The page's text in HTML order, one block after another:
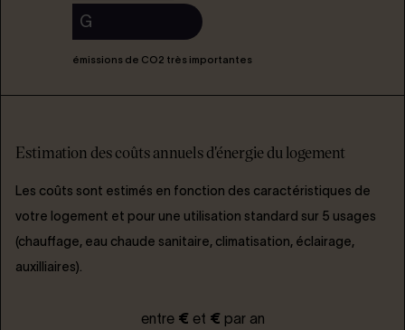
G
émissions de CO2 très importantes
Estimation des coûts annuels d'énergie du logement
Les coûts sont estimés en fonction des caractéristiques de
votre logement et pour une utilisation standard sur 5 usages
(chauffage, eau chaude sanitaire, climatisation, éclairage,
auxilliaires).
entre €et €par an